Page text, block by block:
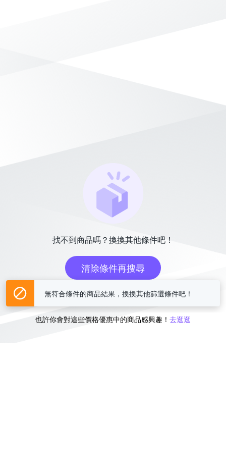
找不到商品嗎？換換其他條件吧！
清除條件再搜尋
或
也許你會對這些價格優惠中的商品感興趣！ 去逛逛
無符合條件的商品結果，換換其他篩選條件吧！